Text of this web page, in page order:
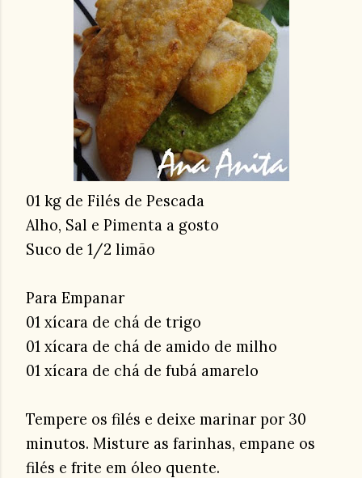
01 kg de Filés de Pescada
Alho, Sal e Pimenta a gosto
Suco de 1/2 limão
Para Empanar
01 xícara de chá de trigo
01 xícara de chá de amido de milho
01 xícara de chá de fubá amarelo
Tempere os filés e deixe marinar por 30
minutos. Misture as farinhas, empane os
filés e frite em óleo quente.